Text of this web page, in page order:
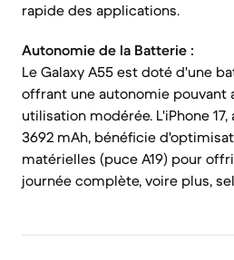
rapide des applications.
Autonomie de la Batterie :
Le Galaxy A55 est doté d'une
offrant une autonomie pouvant
utilisation modérée. L'iPhone
3692 mAh, bénéficie
matérielles (puce A19) pour
journée complète, voire plus,